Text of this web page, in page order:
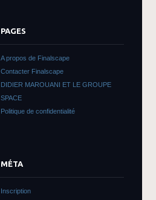
PAGES
A propos de Finalscape
Contacter Finalscape
DIDIER MAROUANI ET LE GROUPE
SPACE
Politique de confidentialité
MÉTA
Inscription